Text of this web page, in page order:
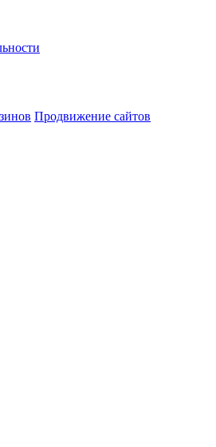
Продвижение сайтов